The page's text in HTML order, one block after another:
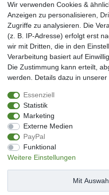
Kontakt
Datenschutzerklärung
AGB
Impressum
Facebook
Newsletter An & Abmeldung
Impressum
Wir verwenden Cookies &
Anzeigen zu personalisieren,
Zugriffe zu analysieren. Die
(z. B. IP-Adresse) erfolgt erst
wir mit Dritten, die in den
Verarbeitung basiert auf
Die Zustimmung kann erteilt,
werden. Details dazu in unserer
Essenziell
Statistik
Marketing
Externe Medien
PayPal
Funktional
Weitere Einstellungen
Mit